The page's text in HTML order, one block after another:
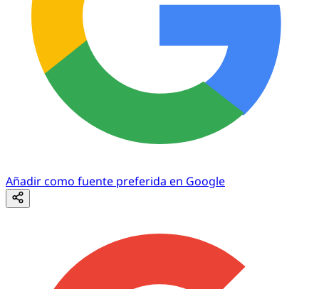
Añadir como fuente preferida en Google